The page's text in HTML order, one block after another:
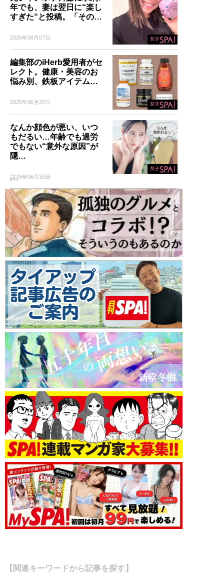
年でも、妻は翌日に“楽し
すぎた“と投稿。「その…
2026年08月07日
編集部のiHerb愛用者がセ
レクト。健康・美容のお
悩み別、鉄板アイテム…
2026年06月22日
なんか顔色が悪い、いつ
もだるい…年齢でも過労
でもない“意外な原因”が
隠…
2026年06月30日
PR
【関連キーワードから記事を探す】